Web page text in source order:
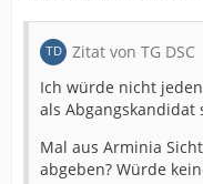
Zitat von TG DSC
Ich würde nicht
als Abgangskandidat
Mal aus Arminia
abgeben? Würde